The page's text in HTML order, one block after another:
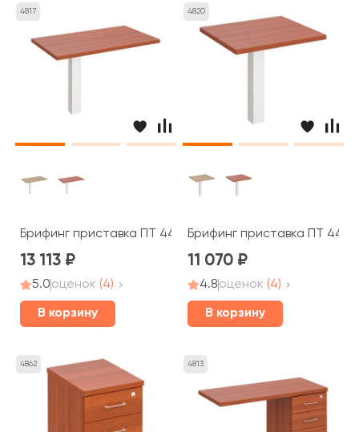
4817
Брифинг приставка ПТ 447 Patriot
13 113
5.0оценок (4)
В корзину
4820
Брифинг приставка ПТ 445
11 070
4.8оценок (4)
В корзину
4862 4813